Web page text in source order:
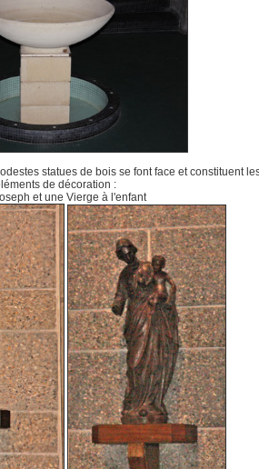
statues de bois se font face et constituent
de décoration :
et une Vierge à l'enfant